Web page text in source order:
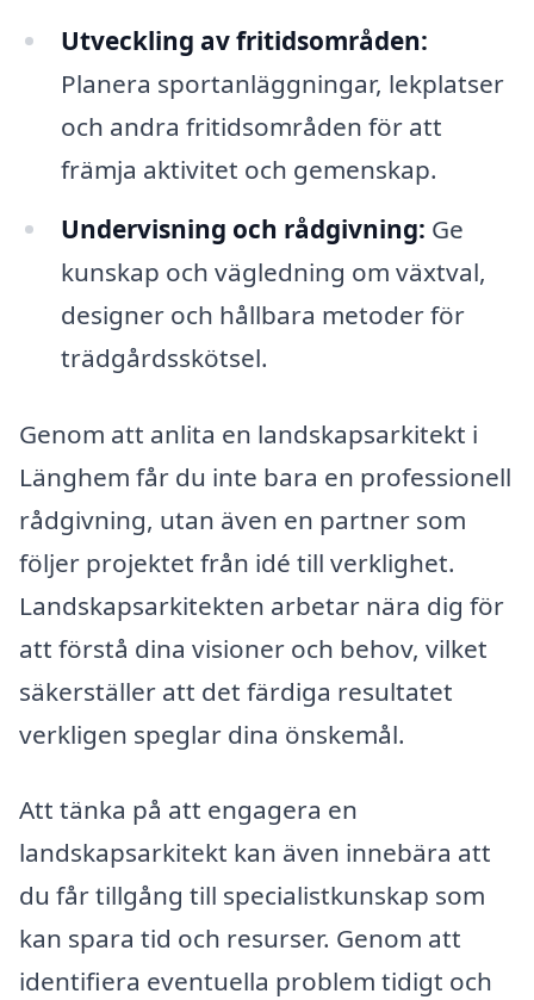
Utveckling av fritidsområden:
Planera sportanläggningar, lekplatser
och andra fritidsområden för att
främja aktivitet och gemenskap.
Undervisning och rådgivning: Ge
kunskap och vägledning om växtval,
designer och hållbara metoder för
trädgårdsskötsel.
Genom att anlita en landskapsarkitekt i
Länghem får du inte bara en professionell
rådgivning, utan även en partner som
följer projektet från idé till verklighet.
Landskapsarkitekten arbetar nära dig för
att förstå dina visioner och behov, vilket
säkerställer att det färdiga resultatet
verkligen speglar dina önskemål.
Att tänka på att engagera en
landskapsarkitekt kan även innebära att
du får tillgång till specialistkunskap som
kan spara tid och resurser. Genom att
identifiera eventuella problem tidigt och